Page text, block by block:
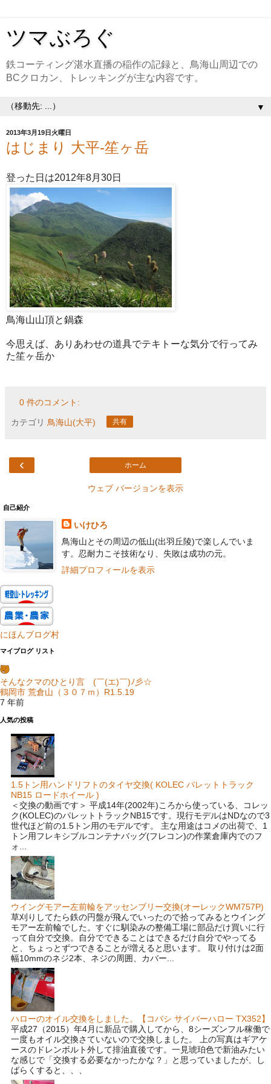
ツマぶろぐ
鉄コーティング湛水直播の稲作の記録と、鳥海山周辺での
BCクロカン、トレッキングが主な内容です。
▼
2013年3月19日火曜日
はじまり 大平-笙ヶ岳
登った日は2012年8月30日
鳥海山山頂と鍋森
今思えば、ありあわせの道具でテキトーな気分で行ってみ
た笙ヶ岳か
0 件のコメント:
カテゴリ 鳥海山(大平) 共有
‹ ホーム
ウェブ バージョンを表示
自己紹介
いけひろ
鳥海山とその周辺の低山(出羽丘陵)で楽しんでいま
す。忍耐力こそ技術なり、失敗は成功の元。
詳細プロフィールを表示
にほんブログ村
マイブログ リスト
そんなクマのひとり言 (￣(エ)￣)ﾉ彡☆
鶴岡市 荒倉山（３０７ｍ）R1.5.19
7 年前
人気の投稿
1.5トン用ハンドリフトのタイヤ交換( KOLEC パレットトラック
NB15 ロードホイール )
＜交換の動画です＞ 平成14年(2002年)ころから使っている、コレッ
ク(KOLEC)のパレットトラックNB15です。現行モデルはNDなので3
世代ほど前の1.5トン用のモデルです。 主な用途はコメの出荷で、1
トン用フレキシブルコンテナバッグ(フレコン)の作業倉庫内でのフ
ォ...
ウイングモアー左前輪をアッセンブリー交換(オーレックWM757P)
草刈りしてたら鉄の円盤が飛んでいったので拾ってみるとウイング
モアー左前輪でした。すぐに馴染みの整備工場に部品だけ買いに行
って自分で交換。自分でできることはできるだけ自分でやってる
と、ちょっとずつできることが増えると思います。 取り付けは2面
幅10mmのネジ2本、ネジの周囲、カバー...
ハローのオイル交換をしました。【コバシ サイバーハロー TX352】
平成27（2015）年4月に新品で購入してから、8シーズンフル稼働で
一度もオイル交換さていないので交換しました。 上の写真はギアケ
ースのドレンボルト外して排油直後です。一見琥珀色で新油みたい
な感じで「交換する必要なかったかな？」と思っていましたが、し
ばらくすると、、、